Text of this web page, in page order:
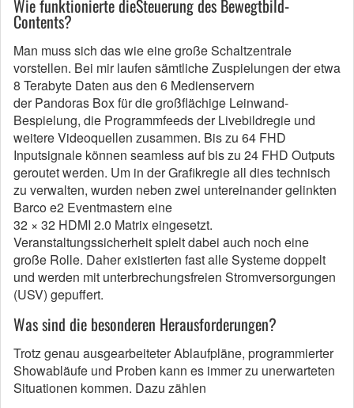
Wie funktionierte dieSteuerung des Bewegtbild-
Contents?
Man muss sich das wie eine große Schaltzentrale
vorstellen. Bei mir laufen sämtliche Zuspielungen der etwa
8 Terabyte Daten aus den 6 Medienservern
der Pandoras Box für die großflächige Leinwand-
Bespielung, die Programmfeeds der Livebildregie und
weitere Videoquellen zusammen. Bis zu 64 FHD
Inputsignale können seamless auf bis zu 24 FHD Outputs
geroutet werden. Um in der Grafikregie all dies technisch
zu verwalten, wurden neben zwei untereinander gelinkten
Barco e2 Eventmastern eine
32 × 32 HDMI 2.0 Matrix eingesetzt.
Veranstaltungssicherheit spielt dabei auch noch eine
große Rolle. Daher existierten fast alle Systeme doppelt
und werden mit unterbrechungsfreien Stromversorgungen
(USV) gepuffert.
Was sind die besonderen Herausforderungen?
Trotz genau ausgearbeiteter Ablaufpläne, programmierter
Showabläufe und Proben kann es immer zu unerwarteten
Situationen kommen. Dazu zählen